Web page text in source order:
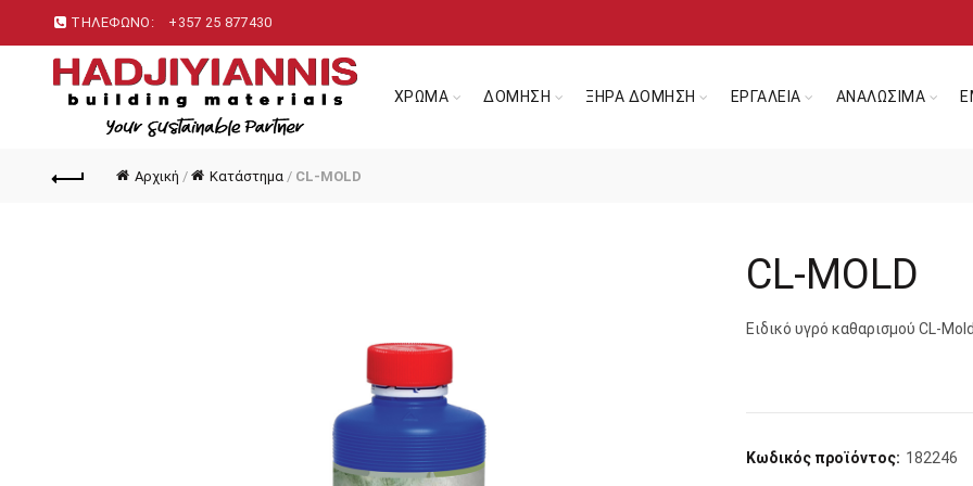
ΤΗΛΕΦΩΝΟ: +357 25 877430
ΧΡΩΜΑ ΔΟΜΗΣΗ ΞΗΡΑ ΔΟΜΗΣΗ ΕΡΓΑΛΕΙΑ ΑΝΑΛΩΣΙΜΑ
Αρχική / Κατάστημα/ CL-MOLD
CL-MOLD
Ειδικό υγρό καθαρισμού CL-
Κωδικός προϊόντος: 182246